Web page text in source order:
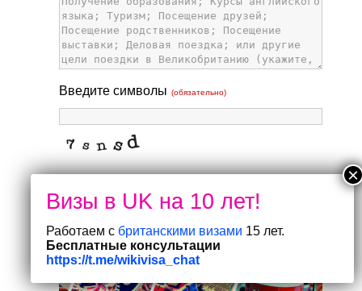
Введите символы (обязательно)
Отправить
Работаем с британскими визами 15 лет.
Бесплатные консультации
https://t.me/wikivisa_chat